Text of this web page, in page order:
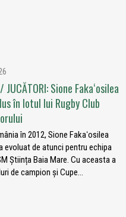
JUCĂTORI: Sione Fakaʻosilea
în lotul lui Rugby Club
în 2012, Sione Fakaʻosilea
evoluat de atunci pentru echipa
Știința Baia Mare. Cu aceasta a
de campion și Cupe...